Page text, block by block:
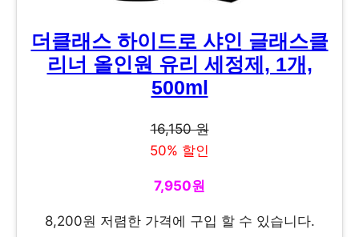
더클래스 하이드로 샤인 글래스클
리너 올인원 유리 세정제, 1개,
500ml
16,150 원
50% 할인
7,950원
8,200원 저렴한 가격에 구입 할 수 있습니다.